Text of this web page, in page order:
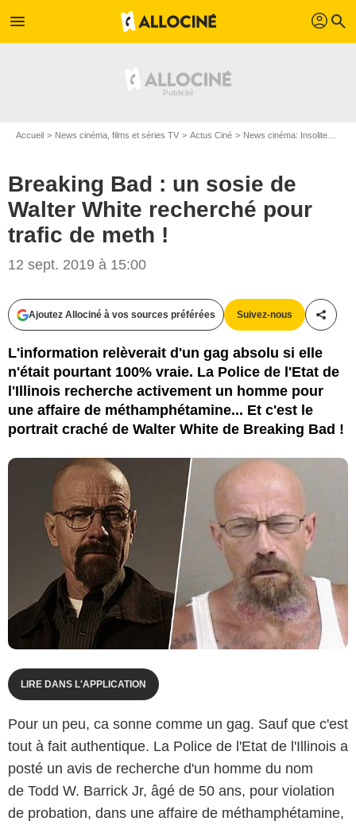
menu profil search
Accueil News cinéma, films et séries TV Actus Ciné News cinéma: Insolite
Breaking Bad : un sosie de
Walter White recherché pour
trafic de meth !
12 sept. 2019 à 15:00
Ajoutez Allociné à vos sources préférées Suivez-nous
L'information relèverait d'un gag absolu si elle
n'était pourtant 100% vraie. La Police de l'Etat de
l'Illinois recherche activement un homme pour
une affaire de méthamphétamine... Et c'est le
portrait craché de Walter White de Breaking Bad !
LIRE DANS L'APPLICATION
Pour un peu, ca sonne comme un gag. Sauf que c'est
tout à fait authentique. La Police de l'Etat de l'Illinois a
posté un avis de recherche d'un homme du nom
de Todd W. Barrick Jr, âgé de 50 ans, pour violation
de probation, dans une affaire de méthamphétamine,